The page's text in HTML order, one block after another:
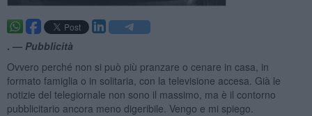
. — Pubblicità
Ovvero perché non si può più pranzare o cenare in casa, in
formato famiglia o in solitaria, con la televisione accesa. Già le
notizie del telegiornale non sono il massimo, ma è il contorno
pubblicitario ancora meno digeribile. Vengo e mi spiego.